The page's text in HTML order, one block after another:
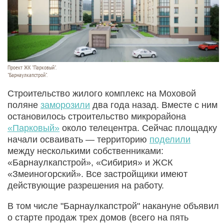
Проект ЖК "Парковый".
"Барнаулкапстрой".
Строительство жилого комплекс на Моховой
поляне заморозили два года назад. Вместе с ним
остановилось строительство микрорайона
«Парковый» около телецентра. Сейчас площадку
начали осваивать — территорию поделили
между несколькими собственниками:
«Барнаулкапстрой», «Сибирия» и ЖСК
«Змеиногорский». Все застройщики имеют
действующие разрешения на работу.
В том числе "Барнаулкапстрой" накануне объявил
о старте продаж трех домов (всего на пять